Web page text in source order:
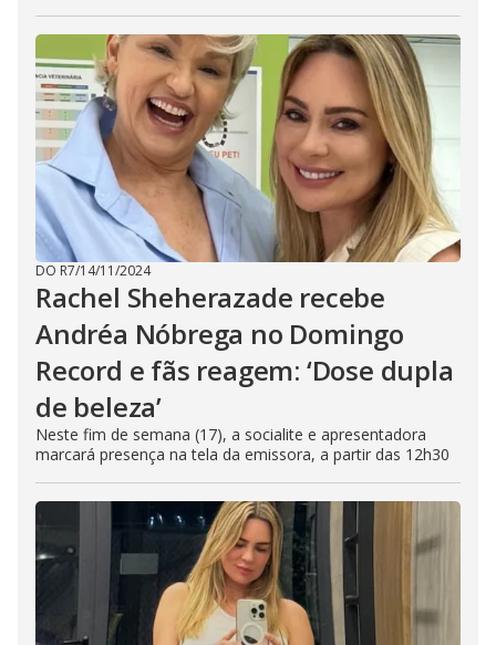
DO R7/14/11/2024
Rachel Sheherazade recebe
Andréa Nóbrega no Domingo
Record e fãs reagem: ‘Dose dupla
de beleza’
Neste fim de semana (17), a socialite e apresentadora
marcará presença na tela da emissora, a partir das 12h30